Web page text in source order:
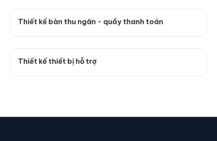
Thiết kế bàn thu ngân - quầy thanh toán
Thiết kế thiết bị hỗ trợ